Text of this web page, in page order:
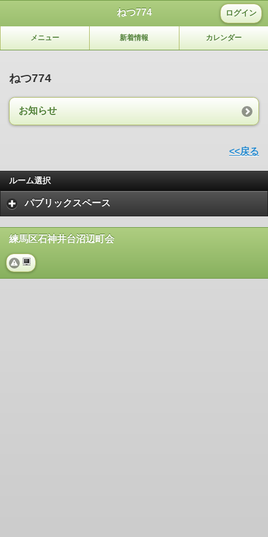
ねつ774 ログイン
メニュー 新着情報 カレンダー
ねつ774
お知らせ
<<戻る
ルーム選択
パブリックスペース
練馬区石神井台沼辺町会